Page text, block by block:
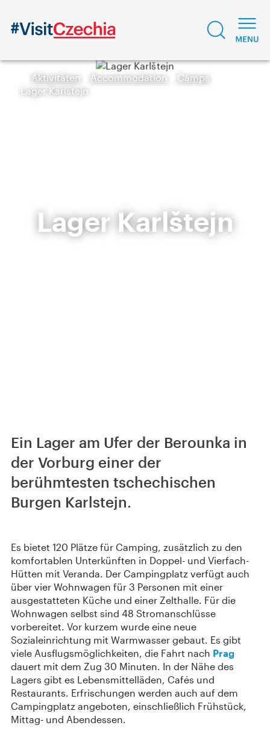
Aktivitäten Accommodation
Camps
Lager Karlštejn
Lager Karlštejn
Ein Lager am Ufer der Berounka in
der Vorburg einer der
berühmtesten tschechischen
Burgen Karlstejn.
Es bietet 120 Plätze für Camping, zusätzlich zu den
komfortablen Unterkünften in Doppel- und Vierfach-
Hütten mit Veranda. Der Campingplatz verfügt auch
über vier Wohnwagen für 3 Personen mit einer
ausgestatteten Küche und einer Zelthalle. Für die
Wohnwagen selbst sind 48 Stromanschlüsse
vorbereitet. Vor kurzem wurde eine neue
Sozialeinrichtung mit Warmwasser gebaut. Es gibt
viele Ausflugsmöglichkeiten, die Fahrt nach Prag
dauert mit dem Zug 30 Minuten. In der Nähe des
Lagers gibt es Lebensmittelläden, Cafés und
Restaurants. Erfrischungen werden auch auf dem
Campingplatz angeboten, einschließlich Frühstück,
Mittag- und Abendessen.